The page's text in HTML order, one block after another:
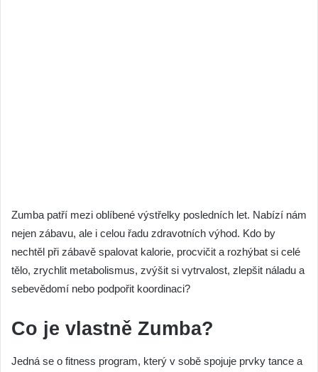
Zumba patří mezi oblíbené výstřelky posledních let. Nabízí nám
nejen zábavu, ale i celou řadu zdravotních výhod. Kdo by
nechtěl při zábavě spalovat kalorie, procvičit a rozhýbat si celé
tělo, zrychlit metabolismus, zvýšit si vytrvalost, zlepšit náladu a
sebevědomí nebo podpořit koordinaci?
Co je vlastně Zumba?
Jedná se o fitness program, který v sobě spojuje prvky tance a